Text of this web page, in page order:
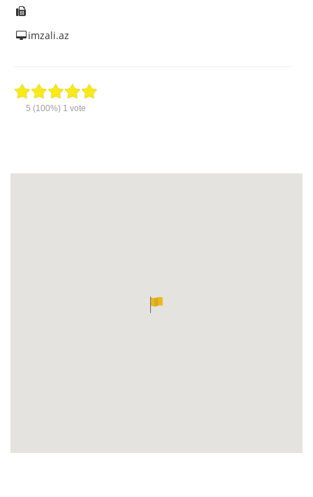
imzali.az
5 (100%) 1 vote